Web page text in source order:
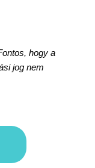
hogy a
jog nem